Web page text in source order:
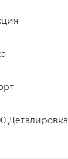
Деталировка